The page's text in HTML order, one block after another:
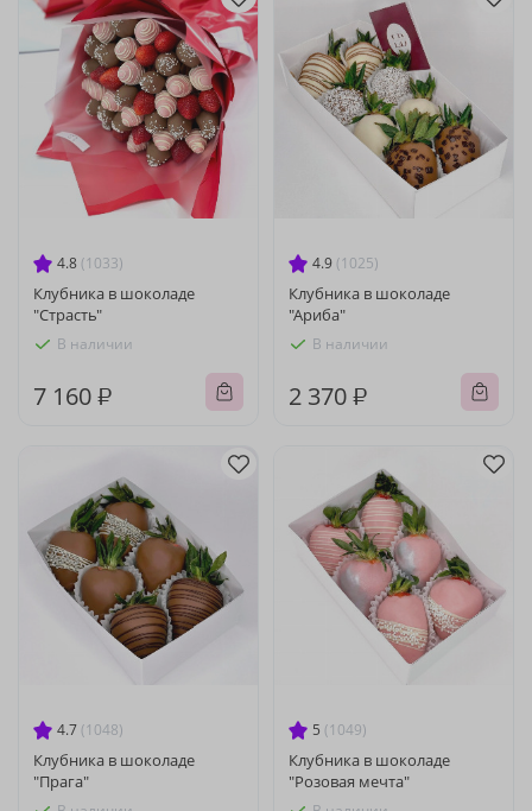
4.8 (1033)
Клубника в шоколаде
"Страсть"
В наличии
7 160 ₽
4.9 (1025)
Клубника в шоколаде
"Ариба"
В наличии
2 370 ₽
4.7 (1048)
Клубника в шоколаде
"Прага"
5 (1049)
Клубника в шоколаде
"Розовая мечта"